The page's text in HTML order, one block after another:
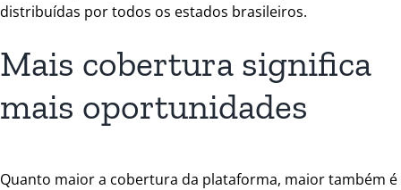
distribuídas por todos os estados brasileiros.
Mais cobertura significa
mais oportunidades
Quanto maior a cobertura da plataforma, maior também é